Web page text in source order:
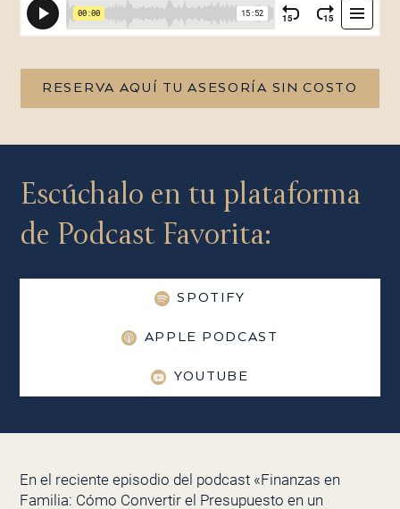
RESERVA AQUÍ TU ASESORÍA SIN COSTO
Escúchalo en tu plataforma
de Podcast Favorita:
SPOTIFY
APPLE PODCAST
YOUTUBE
En el reciente episodio del podcast «Finanzas en
Familia: Cómo Convertir el Presupuesto en un